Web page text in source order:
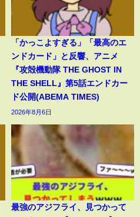
「かっこよすぎる」「最高のエ
ンドカード」と反響、アニメ
『攻殻機動隊 THE GHOST IN
THE SHELL』第5話エンドカー
ド公開(ABEMA TIMES)
2026年8月6日
最強のアジフライ、見つかって